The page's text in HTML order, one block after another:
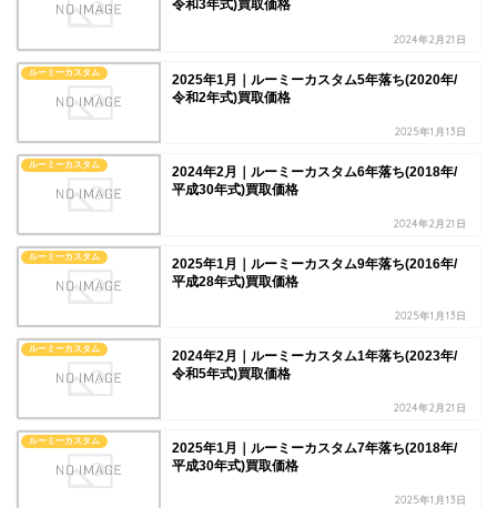
令和3年式)買取価格
2024年2月21日
ルーミーカスタム
2025年1月｜ルーミーカスタム5年落ち(2020年/
令和2年式)買取価格
2025年1月13日
ルーミーカスタム
2024年2月｜ルーミーカスタム6年落ち(2018年/
平成30年式)買取価格
2024年2月21日
ルーミーカスタム
2025年1月｜ルーミーカスタム9年落ち(2016年/
平成28年式)買取価格
2025年1月13日
ルーミーカスタム
2024年2月｜ルーミーカスタム1年落ち(2023年/
令和5年式)買取価格
2024年2月21日
ルーミーカスタム
2025年1月｜ルーミーカスタム7年落ち(2018年/
平成30年式)買取価格
2025年1月13日